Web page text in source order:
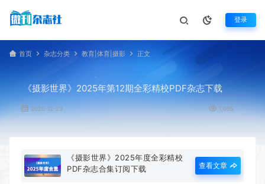
登录
首页 杂志分类 教育|体育|摄影 正文
《摄影世界》2025年第12期全彩精校PDF杂志下载
2025-12-23 1,005
《摄影世界》2025年度全彩精校
PDF杂志合集订阅下载
查看文章